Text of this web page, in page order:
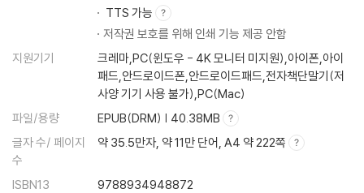
TTS 가능
저작권 보호를 위해 인쇄 기능 제공 안함
지원기기
크레마,PC(윈도우 - 4K 모니터 미지원),아이폰,아이
패드,안드로이드폰,안드로이드패드,전자책단말기(저
사양 기기 사용 불가),PC(Mac)
파일/용량
EPUB(DRM) | 40.38MB
글자 수/ 페이지
수
약 35.5만자, 약 11만 단어, A4 약 222쪽
ISBN13 9788934948872